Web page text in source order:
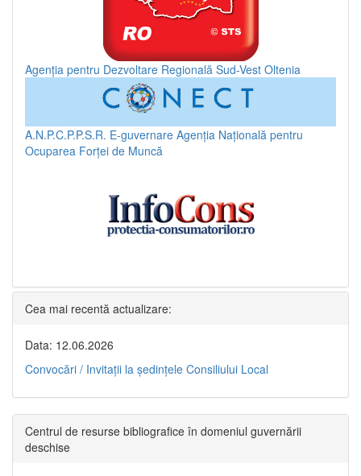
Agenția pentru Dezvoltare Regională Sud-Vest Oltenia
A.N.P.C.P.P.S.R. E-guvernare Agenția Națională pentru
Ocuparea Forței de Muncă
Cea mai recentă actualizare:
Data: 12.06.2026
Convocări / Invitaţii la şedinţele Consiliului Local
Centrul de resurse bibliografice în domeniul guvernării
deschise